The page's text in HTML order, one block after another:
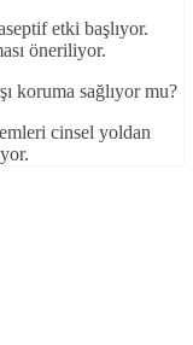
etki başlıyor.
öneriliyor.
koruma sağlıyor mu?
cinsel yoldan